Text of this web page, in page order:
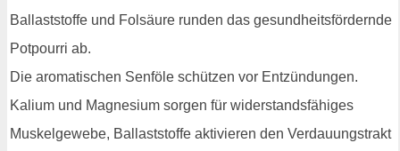
Ballaststoffe und Folsäure runden das gesundheitsfördernde
Potpourri ab.
Die aromatischen Senföle schützen vor Entzündungen.
Kalium und Magnesium sorgen für widerstandsfähiges
Muskelgewebe, Ballaststoffe aktivieren den Verdauungstrakt